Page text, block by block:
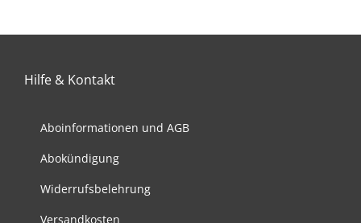
Hilfe & Kontakt
Aboinformationen und AGB
Abokündigung
Widerrufsbelehrung
Versandkosten